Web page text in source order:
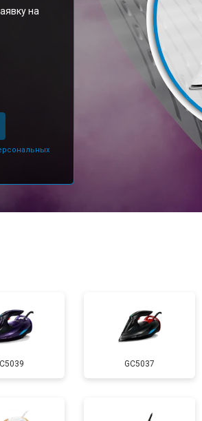
на
GC5037